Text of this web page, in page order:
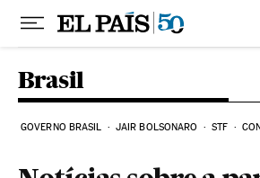
Pular para o conteúdo
Brasil
GOVERNO BRASIL JAIR BOLSONARO STF